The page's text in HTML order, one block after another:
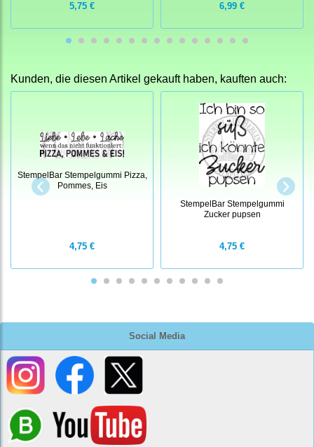
Social Media
5,75 € 6,99 €
Kunden, die diesen Artikel gekauft haben, kauften auch:
StempelBar Stempelgummi Pizza,
Pommes, Eis
4,75 €
StempelBar Stempelgummi
Zucker pupsen
4,75 €